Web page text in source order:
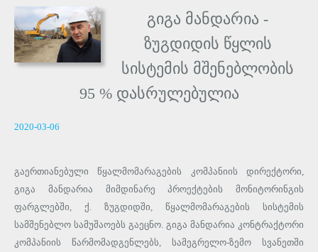
გიგა მანდარია -
ზუგდიდის წყლის
სისტემის მშენებლობის
95 % დასრულებულია
2020-03-06
გაერთიანებული წყალმომარაგების კომპანიის დირექტორი,
გიგა მანდარია მიმდინარე პროექტების მონიტორინგის
ფარგლებში, ქ. ზუგდიდში, წყალმომარაგების სისტემის
სამშენებლო სამუშაოებს გაეცნო. გიგა მანდარია კონტრაქტორი
კომპანიის წარმომადგენლებს, სამეგრელო-ზემო სვანეთში